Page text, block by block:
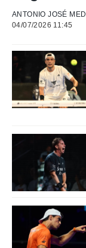
todas
ya sean
nos
en
así como
perfil
más
nuestra
ANTONIO JOSÉ
04/07/2026 11:45